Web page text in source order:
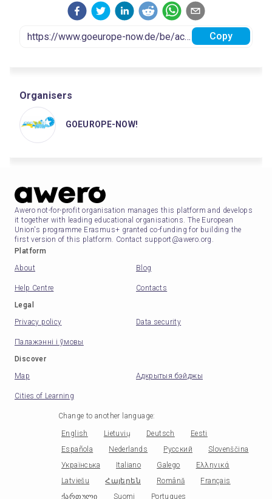
Copy
Organisers
GOEUROPE-NOW!
Awero not-for-profit organisation manages this platform and develops
it together with leading educational organisations. The European
Union's programme Erasmus+ granted co-funding for building the
first version of this platform. Contact support@awero.org.
Platform
About
Blog
Help Centre
Contacts
Legal
Privacy policy
Data security
Палажэнні і ўмовы
Discover
Map
Адкрытыя бэйджы
Cities of Learning
Change to another language:
English Lietuvių Deutsch
Eesti
Española
Nederlands Русский
Slovenščina
Українська
Italiano Galego
Ελληνικά
Latviešu
Հայերեն Română
Français
ქართული
Suomi Portugues